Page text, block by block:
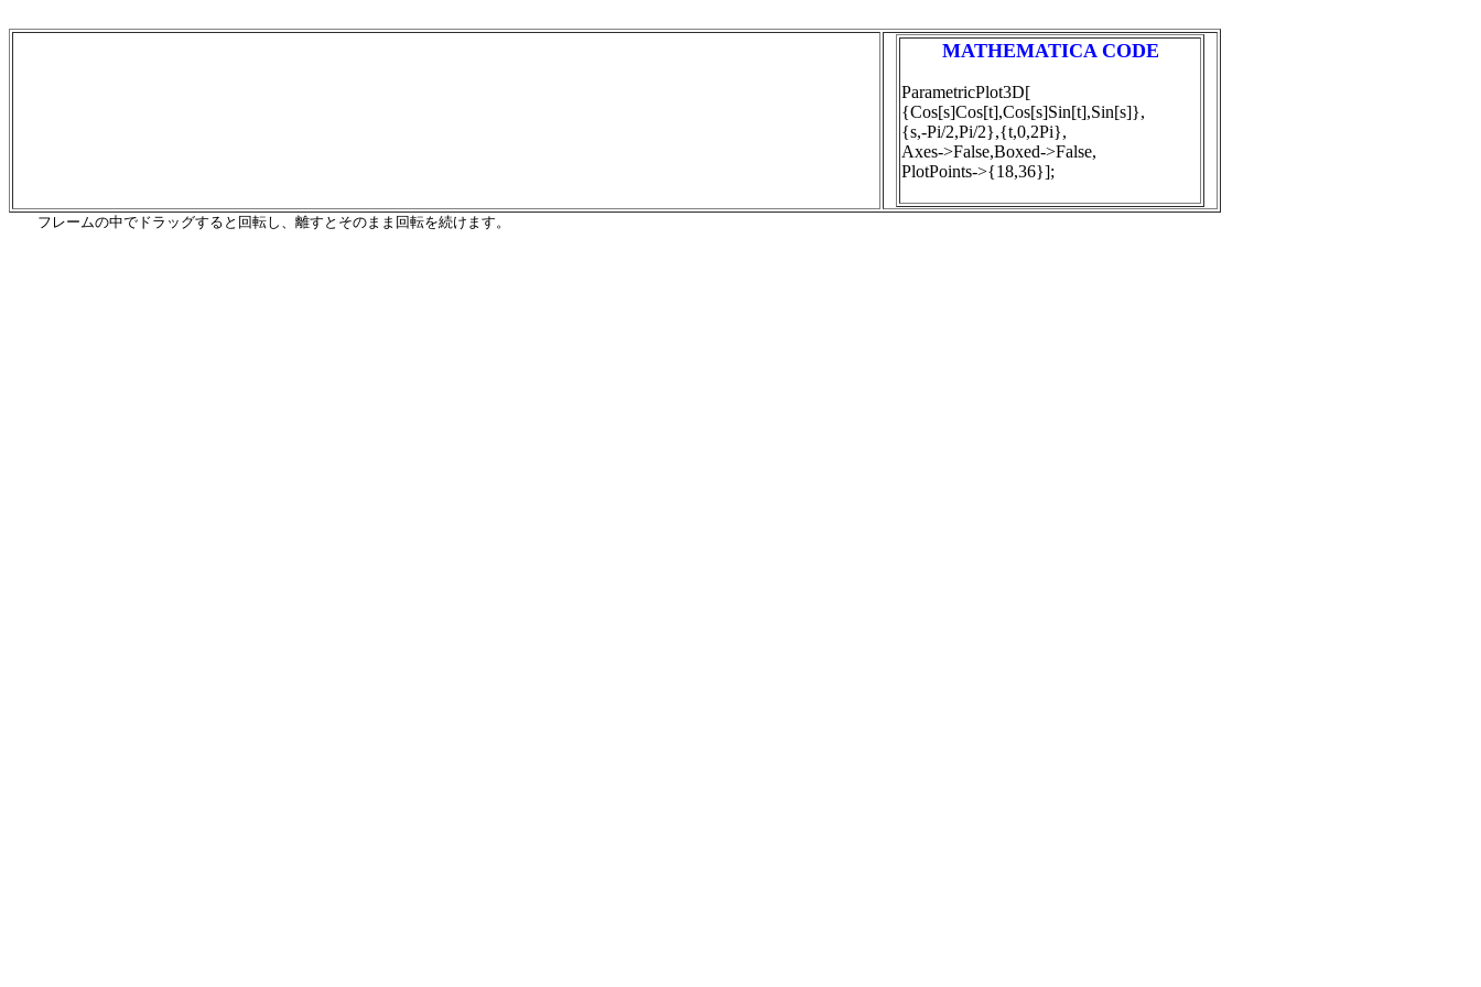
MATHEMATICA CODE
ParametricPlot3D[
{Cos[s]Cos[t],Cos[s]Sin[t],Sin[s]},
{s,-Pi/2,Pi/2},{t,0,2Pi},
Axes->False,Boxed->False,
PlotPoints->{18,36}];
フレームの中でドラッグすると回転し、離すとそのまま回転を続けます。